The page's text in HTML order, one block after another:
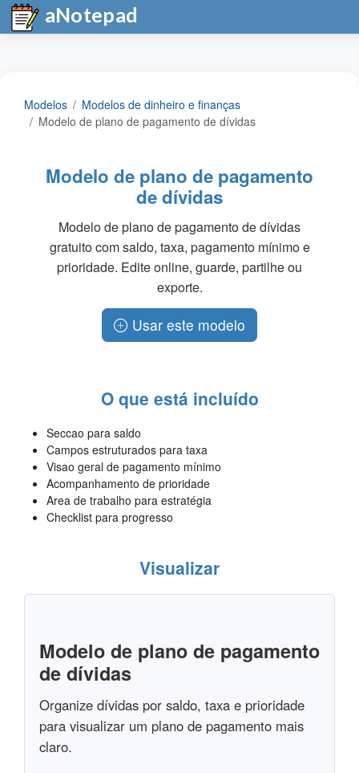
aNotepad
Modelos
Modelos de dinheiro e finanças
Modelo de plano de pagamento de dívidas
Modelo de plano de pagamento
de dívidas
Modelo de plano de pagamento de dívidas
gratuito com saldo, taxa, pagamento mínimo e
prioridade. Edite online, guarde, partilhe ou
exporte.
Usar este modelo
O que está incluído
Seccao para saldo
Campos estruturados para taxa
Visao geral de pagamento mínimo
Acompanhamento de prioridade
Area de trabalho para estratégia
Checklist para progresso
Visualizar
Modelo de plano de pagamento
de dívidas
Organize dívidas por saldo, taxa e prioridade
para visualizar um plano de pagamento mais
claro.